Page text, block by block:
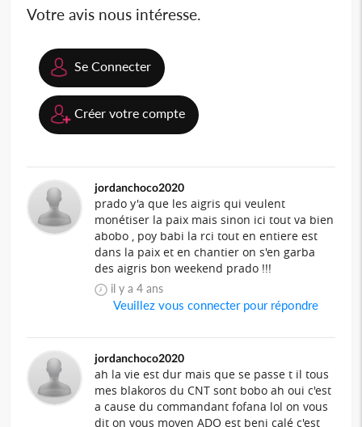
Votre avis nous intéresse.
Se Connecter
Créer votre compte
jordanchoco2020
prado y'a que les aigris qui veulent
monétiser la paix mais sinon ici tout va bien
abobo , poy babi la rci tout en entiere est
dans la paix et en chantier on s'en garba
des aigris bon weekend prado !!!
il y a 4 ans
Veuillez vous connecter pour répondre
jordanchoco2020
ah la vie est dur mais que se passe t il tous
mes blakoros du CNT sont bobo ah oui c'est
a cause du commandant fofana lol on vous
dit on vous moyen ADO est beni calé c'est